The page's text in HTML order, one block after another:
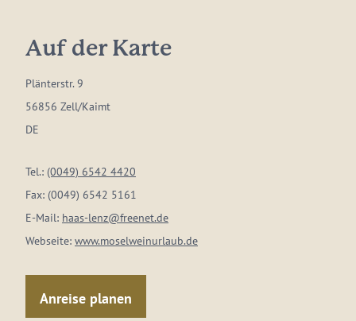
Auf der Karte
Plänterstr. 9
56856 Zell/Kaimt
DE
Tel.: (0049) 6542 4420
Fax: (0049) 6542 5161
E-Mail: haas-lenz@freenet.de
Webseite: www.moselweinurlaub.de
Anreise planen